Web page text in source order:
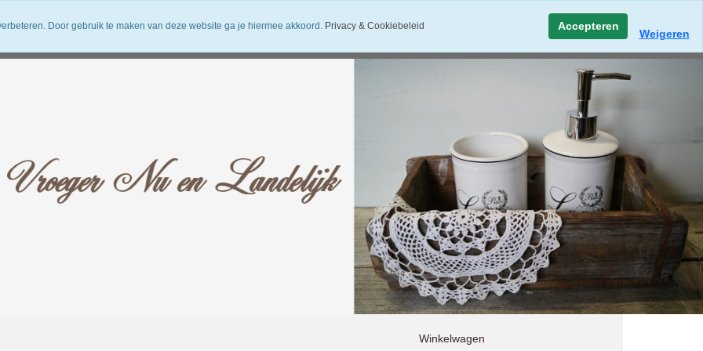
Verzendkosten Vroeger Nu en Landelijk
Winkelwagen
Door gebruik te maken van deze website ga je hiermee akkoord.Privacy & Cookiebeleid Accepteren
Weigeren